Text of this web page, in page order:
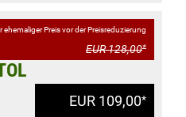
ehemaliger Preis vor der Preisreduzierung
EUR 128,00*
EUR 109,00*